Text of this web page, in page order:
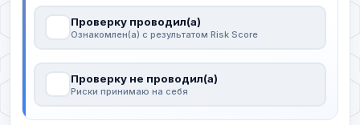
Проверку проводил(а)
Ознакомлен(а) с результатом Risk Score
Проверку не проводил(а)
Риски принимаю на себя